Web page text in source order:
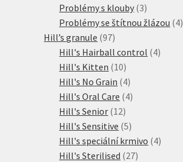
produkty
Problémy s klouby 33
produkty
Problémy se štítnou žlázou 44
Hill’s granule 9797
produktů
Hill's Hairball control 44
Hill's Kitten 1010
produktů
Hill's No Grain 44
produkty
Hill's Oral Care 44
Hill's Senior 1212
produktů
Hill's Sensitive 55
produktů
Hill's speciální krmivo 44
Hill's Sterilised 2727